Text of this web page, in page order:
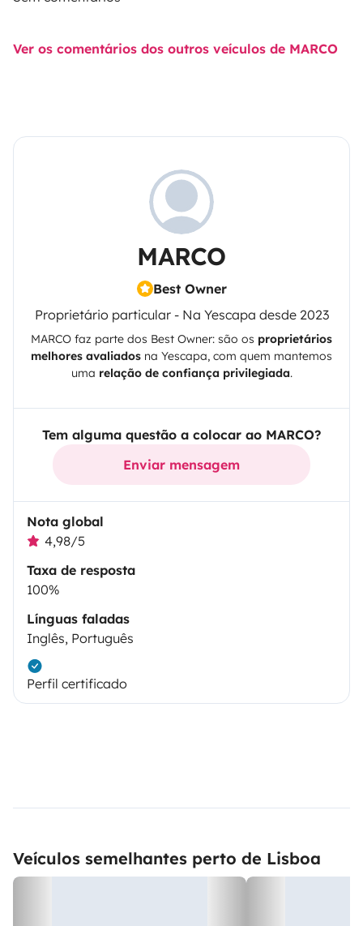
Ver os comentários dos outros veículos de MARCO
MARCO
Best Owner
Proprietário particular - Na Yescapa desde 2023
MARCO faz parte dos Best Owner: são os proprietários
melhores avaliados na Yescapa, com quem mantemos
uma relação de confiança privilegiada.
Tem alguma questão a colocar ao MARCO?
Enviar mensagem
Nota global
4,98/5
Taxa de resposta
100%
Línguas faladas
Inglês, Português
Perfil certificado
Veículos semelhantes perto de Lisboa